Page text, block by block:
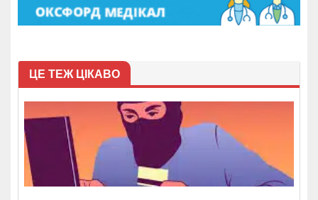
ЦЕ ТЕЖ ЦІКАВО